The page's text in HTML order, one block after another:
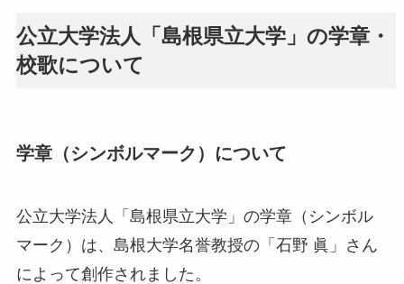
公立大学法人「島根県立大学」の学章・
校歌について
学章（シンボルマーク）について
公立大学法人「島根県立大学」の学章（シンボル
マーク）は、島根大学名誉教授の「石野 眞」さん
によって創作されました。